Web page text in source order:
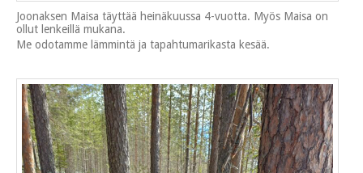
Joonaksen Maisa täyttää heinäkuussa 4-vuotta. Myös Maisa on
ollut lenkeillä mukana.
Me odotamme lämmintä ja tapahtumarikasta kesää.